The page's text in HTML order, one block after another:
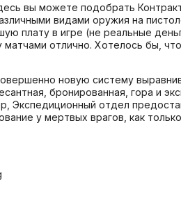
вы можете подобрать
видами оружия на
плату в игре (не реальные
отлично. Хотелось бы,
новую систему
бронированная, гора и
Экспедиционный отдел
у мертвых врагов, как